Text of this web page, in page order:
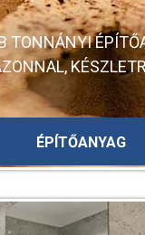
m2
Beige
-
TONNÁNYI
ÉPÍTŐANYAG